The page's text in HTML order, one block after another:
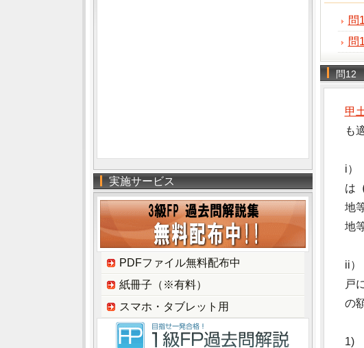
問
問
問12
甲
も
i）
は
地
地
ii）
戸
の
1)
実施サービス
PDFファイル無料配布中
紙冊子（※有料）
スマホ・タブレット用